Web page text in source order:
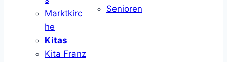
Marktkirc
he
Kitas
Kita Franz
Senioren